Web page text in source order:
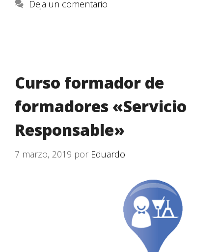
Deja un comentario
Curso formador de
formadores «Servicio
Responsable»
7 marzo, 2019 por Eduardo